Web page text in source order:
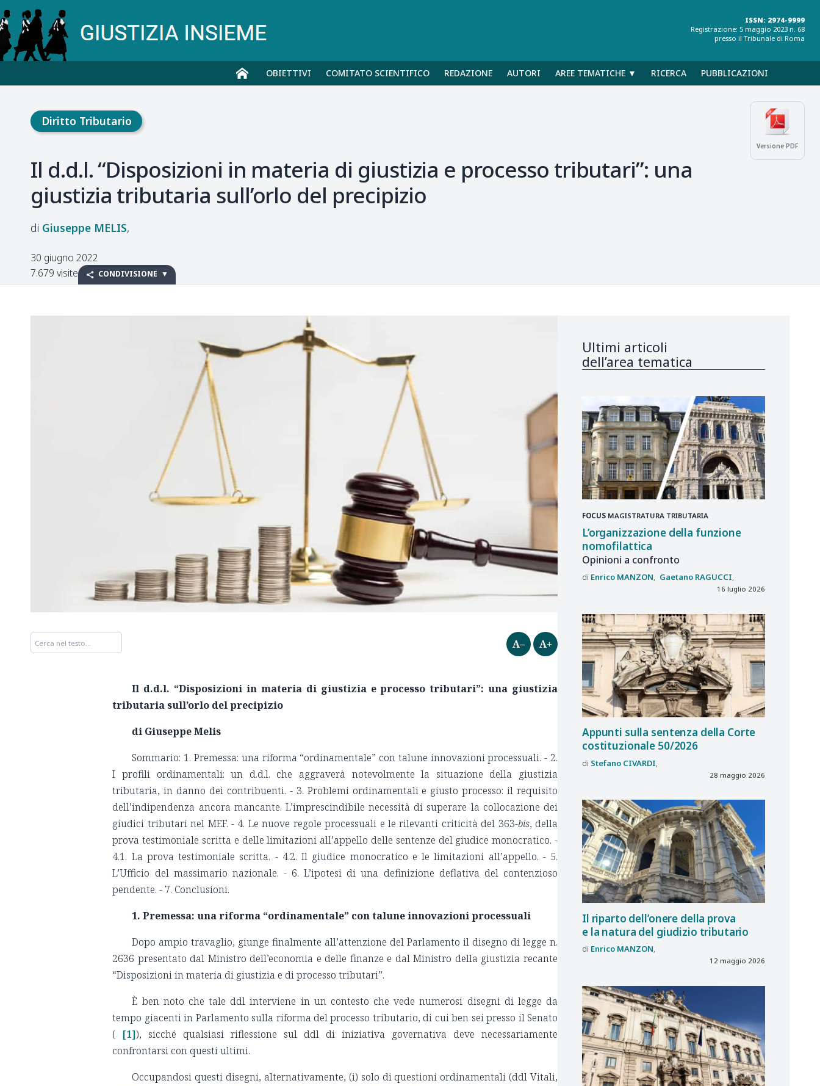
ISSN: 2974-9999
Registrazione: 5 maggio 2023 n. 68
presso il Tribunale di Roma
OBIETTIVI COMITATO SCIENTIFICO REDAZIONE AUTORI AREE TEMATICHE ▼ RICERCA PUBBLICAZIONI
Versione PDF
Diritto Tributario
Il d.d.l. “Disposizioni in materia di giustizia e processo tributari”: una
giustizia tributaria sull’orlo del precipizio
Giuseppe MELIS
30 giugno 2022
7.679 visite
CONDIVISIONE
A– A+
Il d.d.l. “Disposizioni in materia di giustizia e processo tributari”: una giustizia
tributaria sull’orlo del precipizio
di Giuseppe Melis
Sommario: 1. Premessa: una riforma “ordinamentale” con talune innovazioni processuali. - 2.
I profili ordinamentali: un d.d.l. che aggraverà notevolmente la situazione della giustizia
tributaria, in danno dei contribuenti. - 3. Problemi ordinamentali e giusto processo: il requisito
dell’indipendenza ancora mancante. L’imprescindibile necessità di superare la collocazione dei
giudici tributari nel MEF. - 4. Le nuove regole processuali e le rilevanti criticità del 363-bis, della
prova testimoniale scritta e delle limitazioni all’appello delle sentenze del giudice monocratico. -
4.1. La prova testimoniale scritta. - 4.2. Il giudice monocratico e le limitazioni all’appello. - 5.
L’Ufficio del massimario nazionale. - 6. L’ipotesi di una definizione deflativa del contenzioso
pendente. - 7. Conclusioni.
1. Premessa: una riforma “ordinamentale” con talune innovazioni processuali
Dopo ampio travaglio, giunge finalmente all’attenzione del Parlamento il disegno di legge n.
2636 presentato dal Ministro dell’economia e delle finanze e dal Ministro della giustizia recante
“Disposizioni in materia di giustizia e di processo tributari”.
È ben noto che tale ddl interviene in un contesto che vede numerosi disegni di legge da
tempo giacenti in Parlamento sulla riforma del processo tributario, di cui ben sei presso il Senato
( [1]), sicché qualsiasi riflessione sul ddl di iniziativa governativa deve necessariamente
confrontarsi con questi ultimi.
Occupandosi questi disegni, alternativamente, (i) solo di questioni ordinamentali (ddl Vitali,
Ultimi articoli
dell’area tematica
FOCUS MAGISTRATURA TRIBUTARIA
L’organizzazione della funzione
nomofilattica
Opinioni a confronto
Enrico MANZON Gaetano RAGUCCI
16 luglio 2026
Appunti sulla sentenza della Corte
costituzionale 50/2026
Stefano CIVARDI
28 maggio 2026
Il riparto dell’onere della prova
e la natura del giudizio tributario
Enrico MANZON
12 maggio 2026